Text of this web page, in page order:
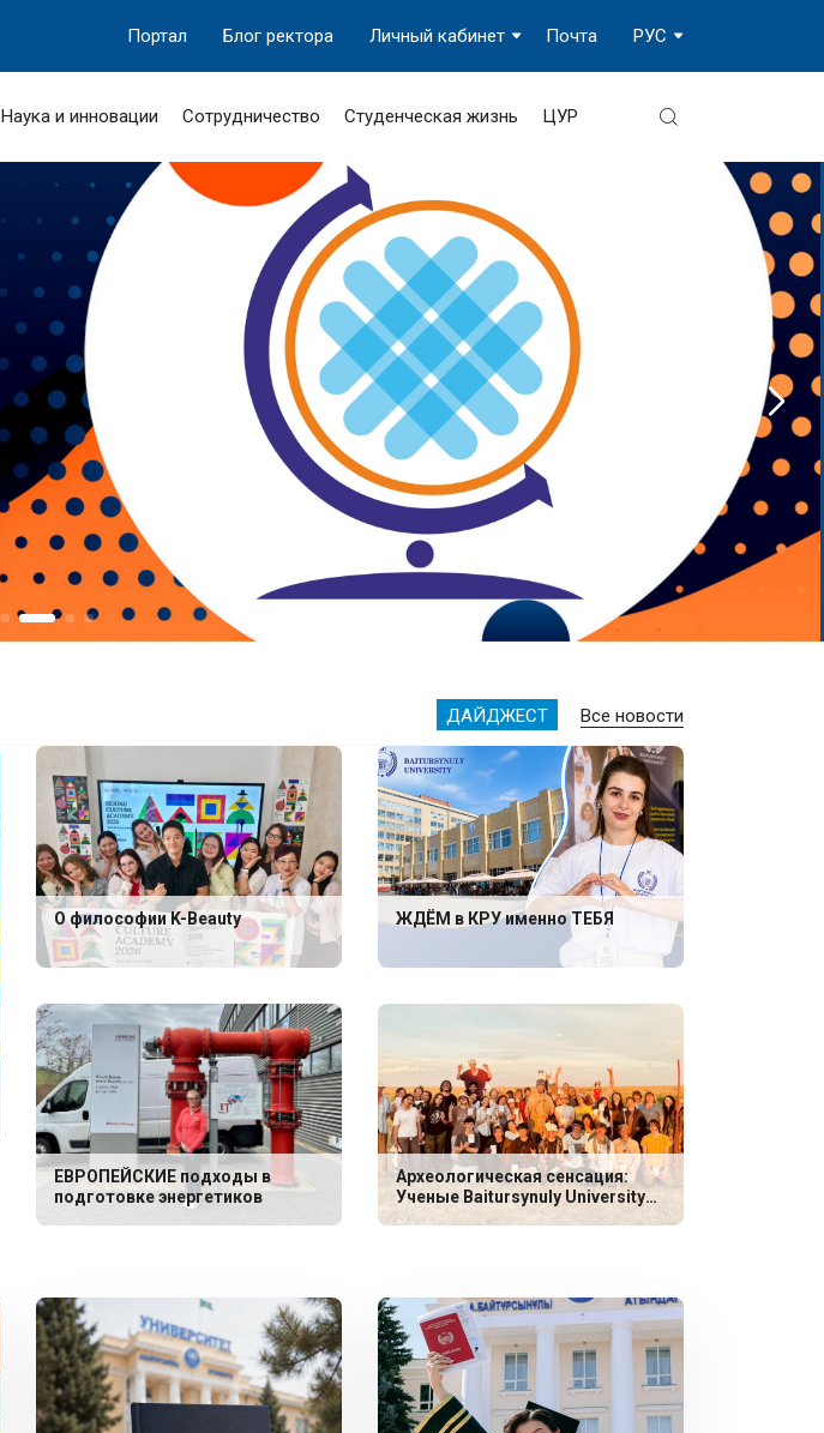
РУС
Почта
Личный кабинет
Блог ректора
Портал
Наука и инновации Сотрудничество Студенческая жизнь ЦУР
ДАЙДЖЕСТ Все новости
О философии K-Beauty ЖДЁМ в КРУ именно ТЕБЯ
ЕВРОПЕЙСКИЕ подходы в
подготовке энергетиков
Археологическая сенсация:
Ученые Baitursynuly University
обнаружили уникальные